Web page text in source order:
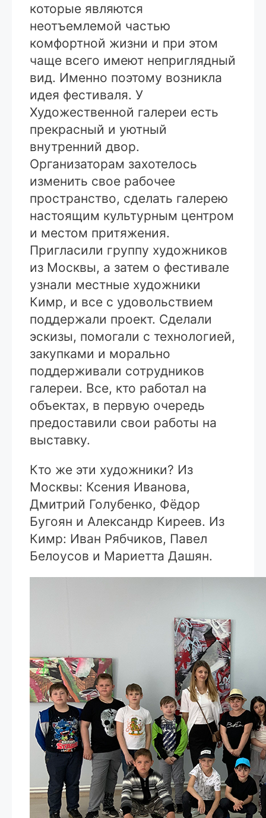
которые являются
неотъемлемой частью
комфортной жизни и при этом
чаще всего имеют неприглядный
вид. Именно поэтому возникла
идея фестиваля. У
Художественной галереи есть
прекрасный и уютный
внутренний двор.
Организаторам захотелось
изменить свое рабочее
пространство, сделать галерею
настоящим культурным центром
и местом притяжения.
Пригласили группу художников
из Москвы, а затем о фестивале
узнали местные художники
Кимр, и все с удовольствием
поддержали проект. Сделали
эскизы, помогали с технологией,
закупками и морально
поддерживали сотрудников
галереи. Все, кто работал на
объектах, в первую очередь
предоставили свои работы на
выставку.
Кто же эти художники? Из
Москвы: Ксения Иванова,
Дмитрий Голубенко, Фёдор
Бугоян и Александр Киреев. Из
Кимр: Иван Рябчиков, Павел
Белоусов и Мариетта Дашян.